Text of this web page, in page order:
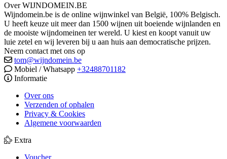
Over WIJNDOMEIN.BE
Wijndomein.be is de online wijnwinkel van België, 100% Belgisch.
U heeft keuze uit meer dan 1500 wijnen uit boeiende wijnlanden en
de mooiste wijndomeinen ter wereld. U kiest en koopt vanuit uw
luie zetel en wij leveren bij u aan huis aan democratische prijzen.
Neem contact met ons op
tom@wijndomein.be
Mobiel / Whatsapp +32488701182
Informatie
Over ons
Verzenden of ophalen
Privacy & Cookies
Algemene voorwaarden
Extra
Voucher